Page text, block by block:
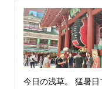
今日の浅草。 猛暑日